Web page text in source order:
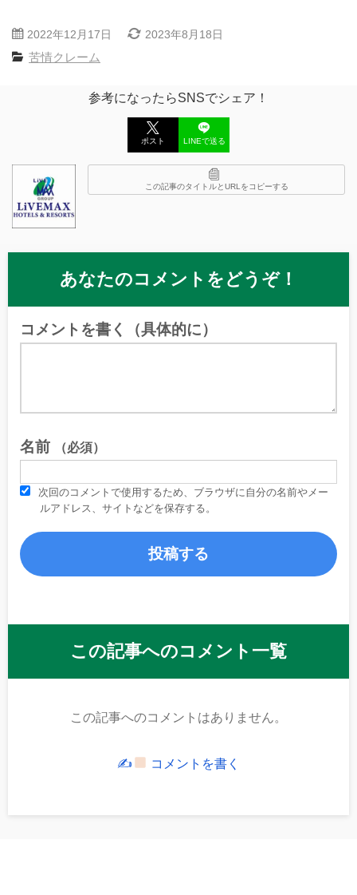
2022年12月17日 2023年8月18日
苦情クレーム
参考になったらSNSでシェア！
ポスト LINEで送る
この記事のタイトルとURLをコピーする
あなたのコメントをどうぞ！
コメントを書く（具体的に）
名前 （必須）
次回のコメントで使用するため、ブラウザに自分の名前やメー
ルアドレス、サイトなどを保存する。
この記事へのコメント一覧
この記事へのコメントはありません。
✍ コメントを書く